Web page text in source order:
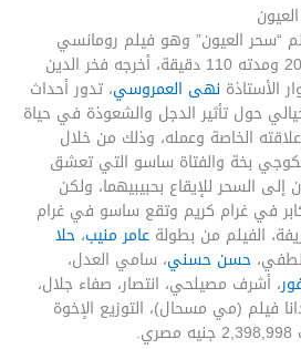
“سحر العيون” وهو فيلم رومانسي
خيالي، عرض في صيف 2002 ومدته 110 دقيقة، أخرجه فخر الدين
الأستاذة نهى العمروسي، تدور أحداث
حول تأثير الدجل والشعوذة في حياة
الخاصة وعمله، وذلك من خلال
بخة والفتاة ساسو التي تعشق
إلى السحر للإيقاع بحبيبيهما، ولكن
في غرام كريم وتقع ساسو في غرام
الفيلم من بطولة عامر منيب، حلا
حسن حسني، سامي العدل،
، أشرف مصيلحي، انتصار، صفاء جلال،
فيلم (مي مسحال)، التوزيع الإخوة